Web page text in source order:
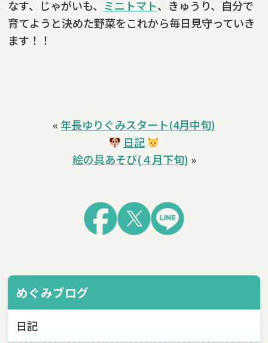
なす、じゃがいも、 ミニトマト、きゅうり、自分で
育てようと決めた野菜をこれから毎日見守っていき
ます！！
« 年長ゆりぐみスタート(4月中旬)
日記
絵の具あそび(４月下旬) »
めぐみブログ
日記